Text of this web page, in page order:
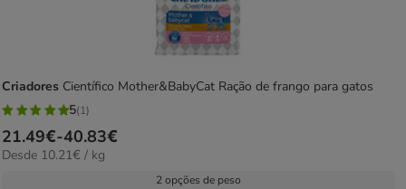
Criadores Científico Mother&BabyCat Ração de frango para gatos
5
estrelas
com
5(1)
Preço
de
21.49€-40.83€
10.21€
Desde 10.21€ / kg
2 opções de peso